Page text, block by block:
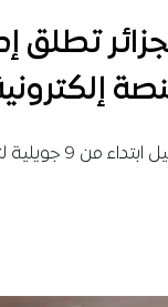
تطلق
أعلنت وزارة الداخلية بدء